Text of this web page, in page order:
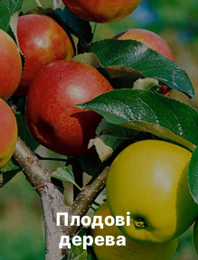
Плодові
дерева